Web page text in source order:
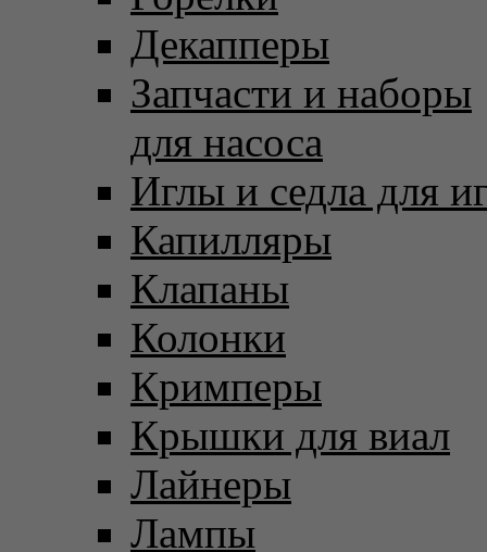
Декапперы
Запчасти и наборы
для насоса
Иглы и седла для
Капилляры
Клапаны
Колонки
Кримперы
Крышки для виал
Лайнеры
Лампы